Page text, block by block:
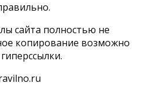
сайта полностью не
копирование возможно